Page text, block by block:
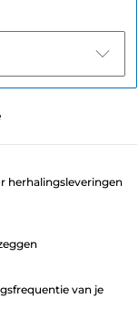
herhalingsleveringen
van je